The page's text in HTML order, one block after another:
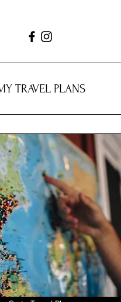
TRAVEL PLANS